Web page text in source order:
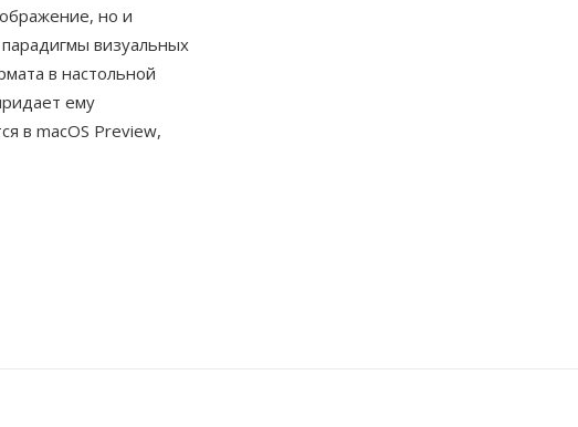
но и
визуальных
в настольной
ему
в macOS Preview,